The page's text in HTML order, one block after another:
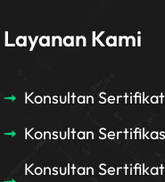
Layanan Kami
Konsultan
Konsultan
Konsultan